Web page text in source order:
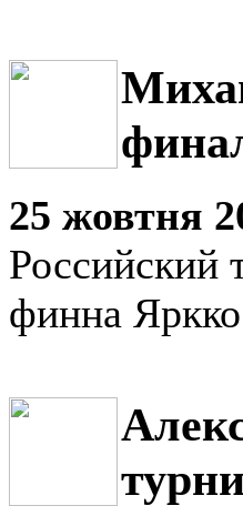
25 жовтня
Российский
финна